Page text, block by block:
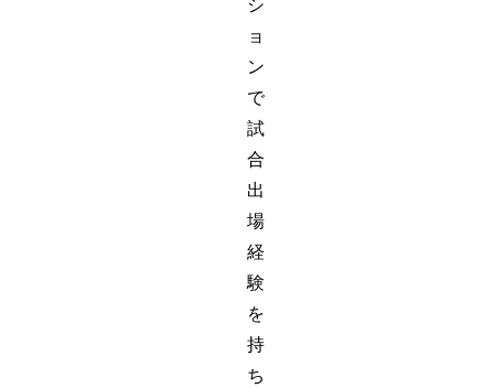
シ
ョ
ン
で
試
合
出
場
経
験
を
持
ち